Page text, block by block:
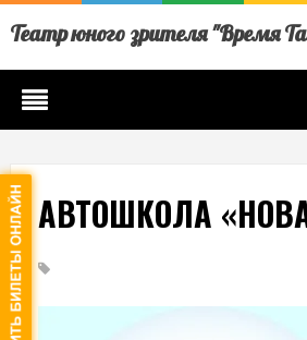
Театр юного зрителя "Время
АВТОШКОЛА